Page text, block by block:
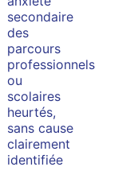
secondaire
des
parcours
professionnels
ou
scolaires
heurtés,
sans cause
clairement
identifiée